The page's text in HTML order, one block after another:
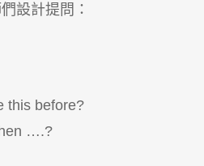
設計提問：
this before?
….?